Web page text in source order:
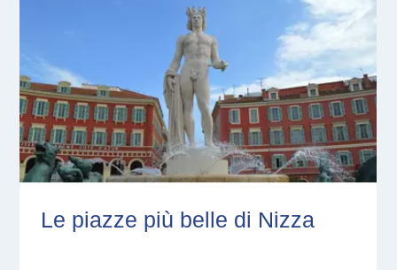
Le piazze più belle di Nizza